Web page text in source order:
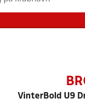
VinterBold U9